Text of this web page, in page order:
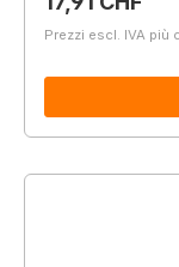
Prezzi escl. IVA più